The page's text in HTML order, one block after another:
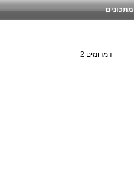
דמדומים 2
מתכונים